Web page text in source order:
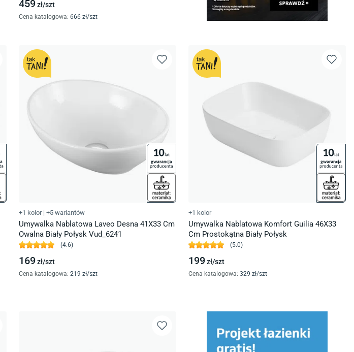
459zł/szt
Cena katalogowa: 666 zł/szt
+1 kolor | +5 wariantów
Umywalka Nablatowa Laveo Desna 41X33 Cm
Owalna Biały Połysk Vud_6241
(4.6)
169zł/szt
Cena katalogowa: 219 zł/szt
+1 kolor
Umywalka Nablatowa Komfort Guilia 46X33
Cm Prostokątna Biały Połysk
(5.0)
199zł/szt
Cena katalogowa: 329 zł/szt